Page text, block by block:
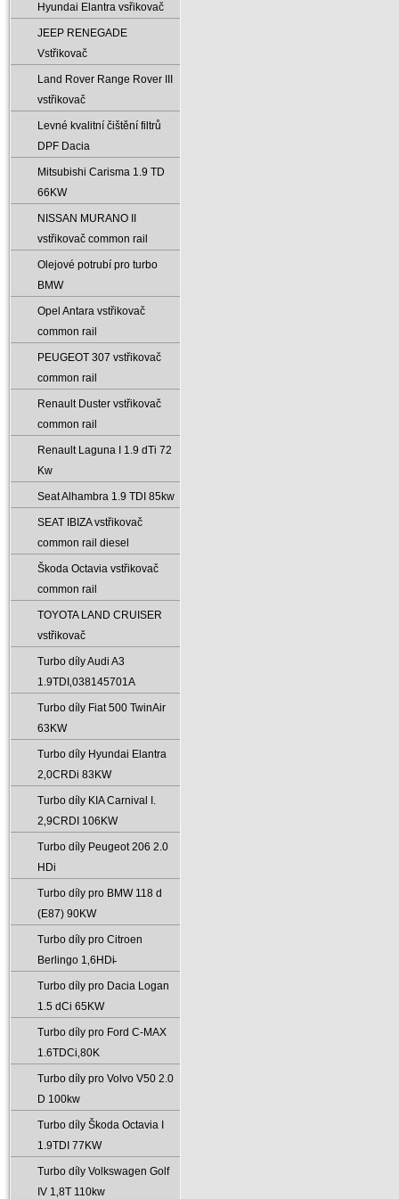
Hyundai Elantra vsřikovač
JEEP RENEGADE
Vstřikovač
Land Rover Range Rover III
vstřikovač
Levné kvalitní čištění filtrů
DPF Dacia
Mitsubishi Carisma 1.9 TD
66KW
NISSAN MURANO II
vstřikovač common rail
Olejové potrubí pro turbo
BMW
Opel Antara vstřikovač
common rail
PEUGEOT 307 vstřikovač
common rail
Renault Duster vstřikovač
common rail
Renault Laguna I 1.9 dTi 72
Kw
Seat Alhambra 1.9 TDI 85kw
SEAT IBIZA vstřikovač
common rail diesel
Škoda Octavia vstřikovač
common rail
TOYOTA LAND CRUISER
vstřikovač
Turbo díly Audi A3
1.9TDI‚038145701A
Turbo díly Fiat 500 TwinAir
63KW
Turbo díly Hyundai Elantra
2‚0CRDi 83KW
Turbo díly KIA Carnival I.
2‚9CRDI 106KW
Turbo díly Peugeot 206 2.0
HDi
Turbo díly pro BMW 118 d
(E87) 90KW
Turbo díly pro Citroen
Berlingo 1‚6HDi̵
Turbo díly pro Dacia Logan
1.5 dCi 65KW
Turbo díly pro Ford C-MAX
1.6TDCi‚80K
Turbo díly pro Volvo V50 2.0
D 100kw
Turbo díly Škoda Octavia I
1.9TDI 77KW
Turbo díly Volkswagen Golf
IV 1‚8T 110kw